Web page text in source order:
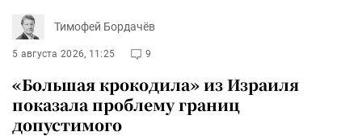
Тимофей Бордачёв
5 августа 2026, 11:25 9
«Большая крокодила» из Израиля
показала проблему границ
допустимого